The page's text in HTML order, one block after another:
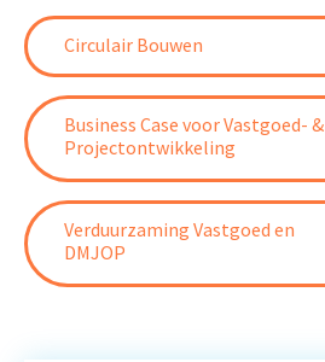
Circulair Bouwen
Business Case voor Vastgoed- &
Projectontwikkeling
Verduurzaming Vastgoed en
DMJOP